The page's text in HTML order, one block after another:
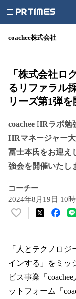
coachee株式会社
「株式会社ロ
るリファラル
リーズ第1弾を
coachee HRラボ
HRマネージャー
冨士本氏をお迎え
強会を開催いたし
コーチー
2024年8月19日 10
い
！
数
読
み
「人とテクノロ
インする」をミッ
ビス事業「
ットフォーム「